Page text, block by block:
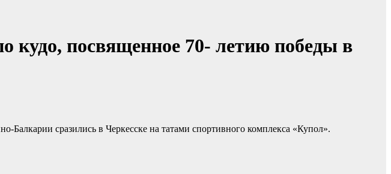
посвященное 70- летию победы в
Балкарии сразились в Черкесске на татами спортивного комплекса «Купол».